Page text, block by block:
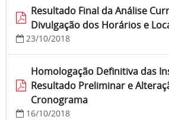
Resultado Final da Análise
Divulgação dos Horários e
23/10/2018
Homologação Definitiva das
Resultado Preliminar e
Cronograma
16/10/2018